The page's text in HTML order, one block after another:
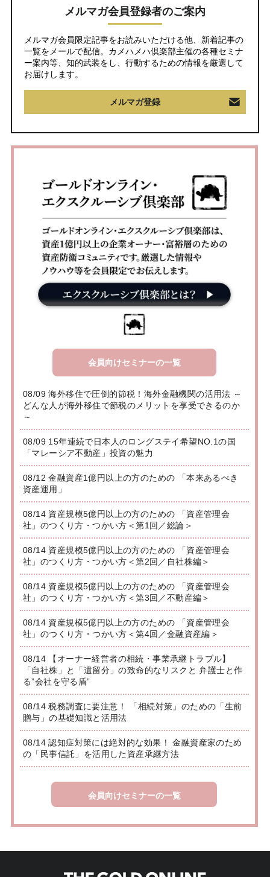
メルマガ会員登録者のご案内
メルマガ会員限定記事をお読みいただける他、新着記事の
一覧をメールで配信。カメハメハ倶楽部主催の各種セミナ
ー案内等、知的武装をし、行動するための情報を厳選して
お届けします。
メルマガ登録
会員向けセミナーの一覧
08/09 海外移住で圧倒的節税！海外金融機関の活用法 ～
どんな人が海外移住で節税のメリットを享受できるのか
～
08/09 15年連続で日本人のロングステイ希望NO.1の国
「マレーシア不動産」投資の魅力
08/12 金融資産1億円以上の方のための 「本来あるべき
資産運用」
08/14 資産規模5億円以上の方のための 「資産管理会
社」のつくり方・つかい方＜第1回／総論＞
08/14 資産規模5億円以上の方のための 「資産管理会
社」のつくり方・つかい方＜第2回／自社株編＞
08/14 資産規模5億円以上の方のための 「資産管理会
社」のつくり方・つかい方＜第3回／不動産編＞
08/14 資産規模5億円以上の方のための 「資産管理会
社」のつくり方・つかい方＜第4回／金融資産編＞
08/14 【オーナー経営者の相続・事業承継トラブル】
「自社株」と「遺留分」の致命的なリスクと 弁護士と作
る”会社を守る盾”
08/14 税務調査に要注意！ 「相続対策」のための「生前
贈与」の基礎知識と活用法
08/14 認知症対策には絶対的な効果！ 金融資産家のため
の「民事信託」を活用した資産承継方法
会員向けセミナーの一覧